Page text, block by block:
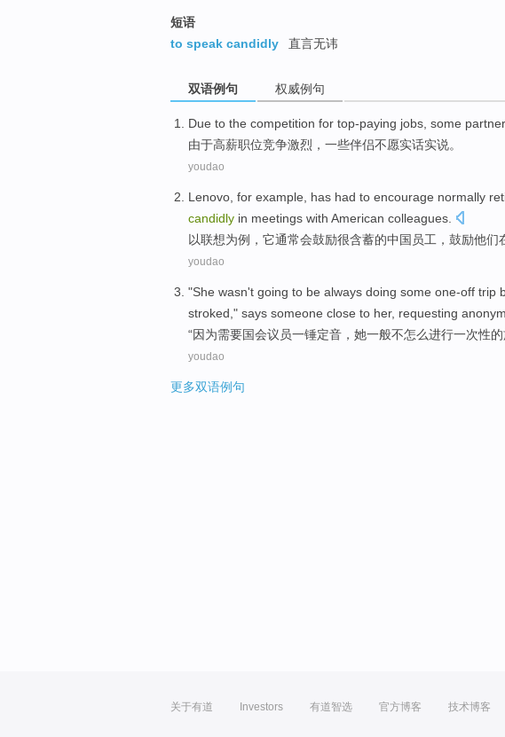
短语
to speak candidly
直言无讳
双语例句 权威例句
Due to the competition for top-paying jobs, some
由于高薪职位竞争激烈， 一些伴侣不愿实话实说。
youdao
Lenovo for example , has had to encourage normally
candidly in meetings with American colleagues
以联想为例 ，它通常会鼓励很含蓄的中国 员工 ，鼓励他们
youdao
"She wasn't going to be always doing some one-off trip
stroked ," says someone close to her, requesting
“因为需要国会议员一锤定音 ， 她一般不怎么进行一次性的
youdao
更多双语例句
关于有道 Investors 有道智选 官方博客 技术博客